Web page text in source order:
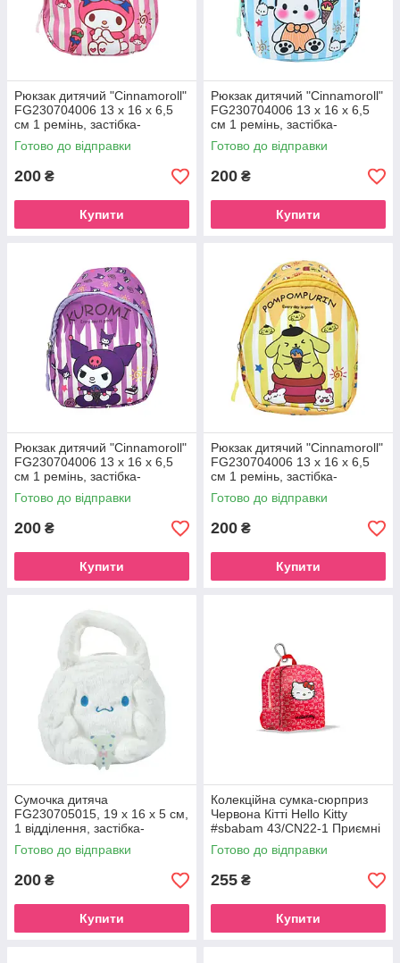
Рюкзак дитячий "Cinnamoroll"
FG230704006 13 x 16 x 6,5
см 1 ремінь, застібка-
блискавка Pink-2
Готово до відправки
200 ₴
Купити
Рюкзак дитячий "Cinnamoroll"
FG230704006 13 x 16 x 6,5
см 1 ремінь, застібка-
блискавка Turquoise
Готово до відправки
200 ₴
Купити
Рюкзак дитячий "Cinnamoroll"
FG230704006 13 x 16 x 6,5
см 1 ремінь, застібка-
блискавка Violet
Готово до відправки
200 ₴
Купити
Рюкзак дитячий "Cinnamoroll"
FG230704006 13 x 16 x 6,5
см 1 ремінь, застібка-
блискавка Yellow
Готово до відправки
200 ₴
Купити
Сумочка дитяча
FG230705015, 19 x 16 x 5 см,
1 відділення, застібка-
блискавка White
Готово до відправки
200 ₴
Купити
Колекційна сумка-сюрприз
Червона Кітті Hello Kitty
#sbabam 43/CN22-1 Приємні
дрібниці
Готово до відправки
255 ₴
Купити